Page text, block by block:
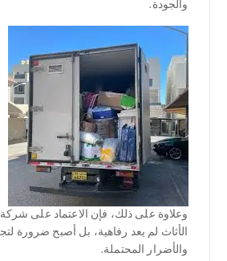
والجودة.
وعلاوة على ذلك، فإن الاعتماد على
الأثاث لم يعد رفاهية، بل أصبح ضرورة
والأضرار المحتملة.